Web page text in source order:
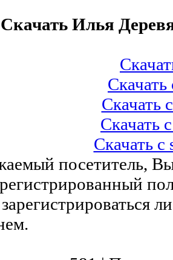
Скачать Илья
Скачать
Скачать
Скачать с
посетитель,